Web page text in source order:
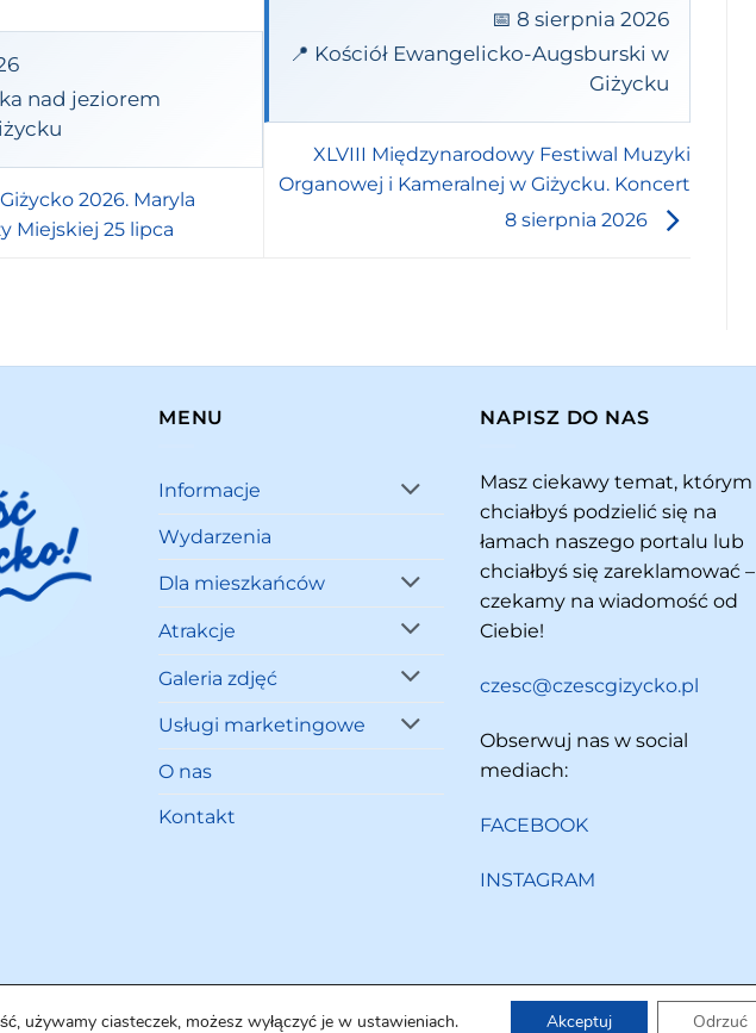
nad jeziorem
2026. Maryla
Miejskiej 25 lipca
📅 8 sierpnia 2026
📍 Kościół Ewangelicko-Augsburski w
Giżycku
XLVIII Międzynarodowy Festiwal Muzyki
Organowej i Kameralnej w Giżycku. Koncert
8 sierpnia 2026
MENU
Informacje
Wydarzenia
Dla mieszkańców
Atrakcje
Galeria zdjęć
Usługi marketingowe
O nas
Kontakt
NAPISZ DO NAS
Masz ciekawy temat, którym
chciałbyś podzielić się na
łamach naszego portalu lub
chciałbyś się zareklamować –
czekamy na wiadomość od
Ciebie!
czesc@czescgizycko.pl
Obserwuj nas w social
mediach:
FACEBOOK
INSTAGRAM
Copyright 2026 © Cześć Giżycko
używamy ciasteczek, możesz wyłączyć je w ustawieniach. Akceptuj Odrzuć